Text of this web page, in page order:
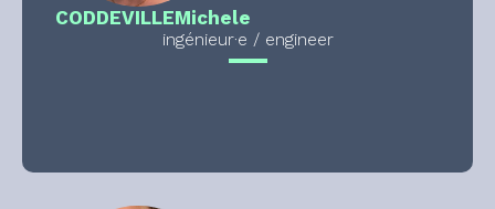
CODDEVILLEMichele
ingénieur·e / engineer